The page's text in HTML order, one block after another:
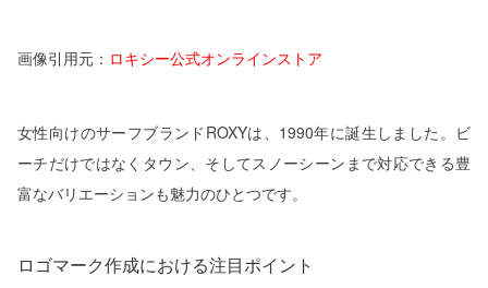
画像引用元： ロキシー公式オンラインストア
女性向けのサーフブランドROXYは、1990年に誕生しました。ビ
ーチだけではなくタウン、そしてスノーシーンまで対応できる豊
富なバリエーションも魅力のひとつです。
ロゴマーク作成における注目ポイント